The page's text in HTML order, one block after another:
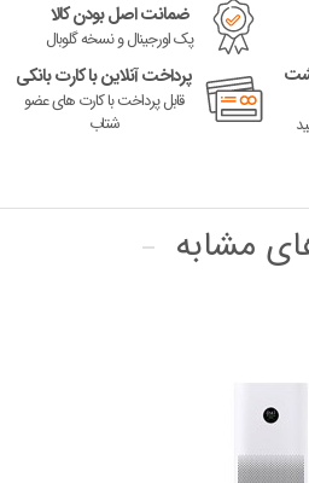
ضمانت اصل بودن کالا
پک اورجینال و نسخه گلوبال
پرداخت آنلاین با کارت بانکی
قابل پرداخت با کارت های عضو
شتاب
مشابه